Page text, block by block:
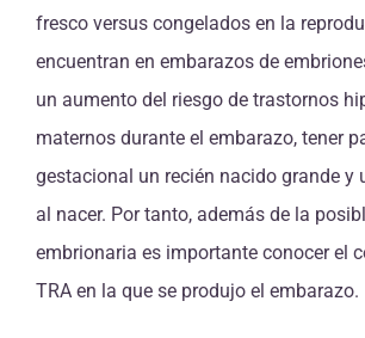
fresco versus congelados en la
encuentran en embarazos de
un aumento del riesgo de trastornos
maternos durante el embarazo, tener
gestacional un recién nacido grande y
al nacer. Por tanto, además de la
embrionaria es importante conocer el
TRA en la que se produjo el embarazo.